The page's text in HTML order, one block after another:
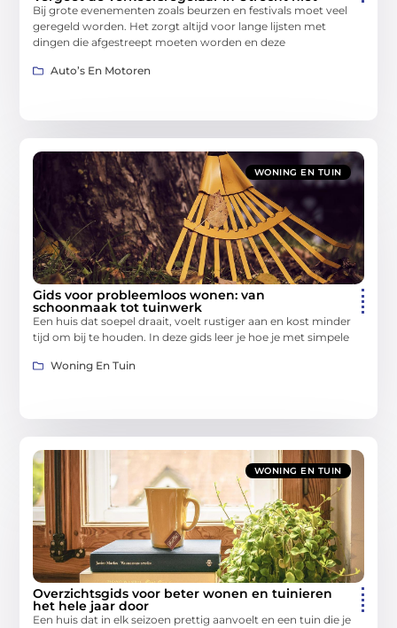
Bij grote evenementen zoals beurzen en festivals moet veel
geregeld worden. Het zorgt altijd voor lange lijsten met
dingen die afgestreept moeten worden en deze
Auto’s En Motoren
WONING EN TUIN
Gids voor probleemloos wonen: van
schoonmaak tot tuinwerk
Een huis dat soepel draait, voelt rustiger aan en kost minder
tijd om bij te houden. In deze gids leer je hoe je met simpele
Woning En Tuin
WONING EN TUIN
Overzichtsgids voor beter wonen en tuinieren
het hele jaar door
Een huis dat in elk seizoen prettig aanvoelt en een tuin die je